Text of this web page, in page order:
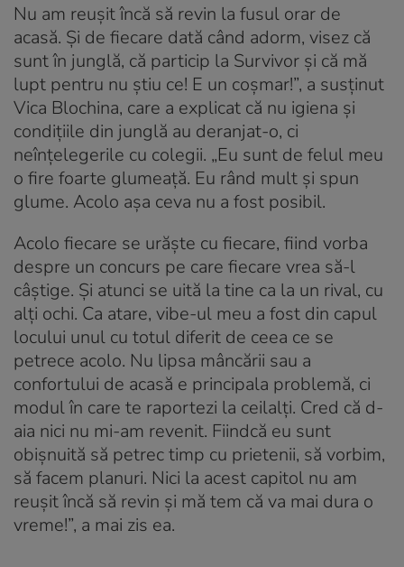
Nu am reușit încă să revin la fusul orar de
acasă. Și de fiecare dată când adorm, visez că
sunt în junglă, că particip la Survivor și că mă
lupt pentru nu știu ce! E un coșmar!”, a susținut
Vica Blochina, care a explicat că nu igiena și
condițiile din junglă au deranjat-o, ci
neînțelegerile cu colegii. „Eu sunt de felul meu
o fire foarte glumeață. Eu rând mult și spun
glume. Acolo așa ceva nu a fost posibil.
Acolo fiecare se urăște cu fiecare, fiind vorba
despre un concurs pe care fiecare vrea să-l
câștige. Și atunci se uită la tine ca la un rival, cu
alți ochi. Ca atare, vibe-ul meu a fost din capul
locului unul cu totul diferit de ceea ce se
petrece acolo. Nu lipsa mâncării sau a
confortului de acasă e principala problemă, ci
modul în care te raportezi la ceilalți. Cred că d-
aia nici nu mi-am revenit. Fiindcă eu sunt
obișnuită să petrec timp cu prietenii, să vorbim,
să facem planuri. Nici la acest capitol nu am
reușit încă să revin și mă tem că va mai dura o
vreme!”, a mai zis ea.